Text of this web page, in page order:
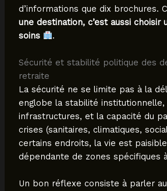
d’informations que dix brochures.
une destination, c’est aussi choisir
soins
.
Sécurité et stabilité politique des
retraite
La sécurité ne se limite pas à la
englobe la stabilité institutionnelle,
infrastructures, et la capacité du
crises (sanitaires, climatiques,
certains endroits, la vie est
dépendante de zones spécifiques
Un bon réflexe consiste à parler